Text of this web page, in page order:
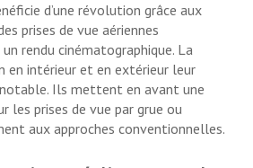
d’une révolution grâce aux
prises de vue aériennes
rendu cinématographique. La
en intérieur et en extérieur leur
Ils mettent en avant une
les prises de vue par grue ou
aux approches conventionnelles.